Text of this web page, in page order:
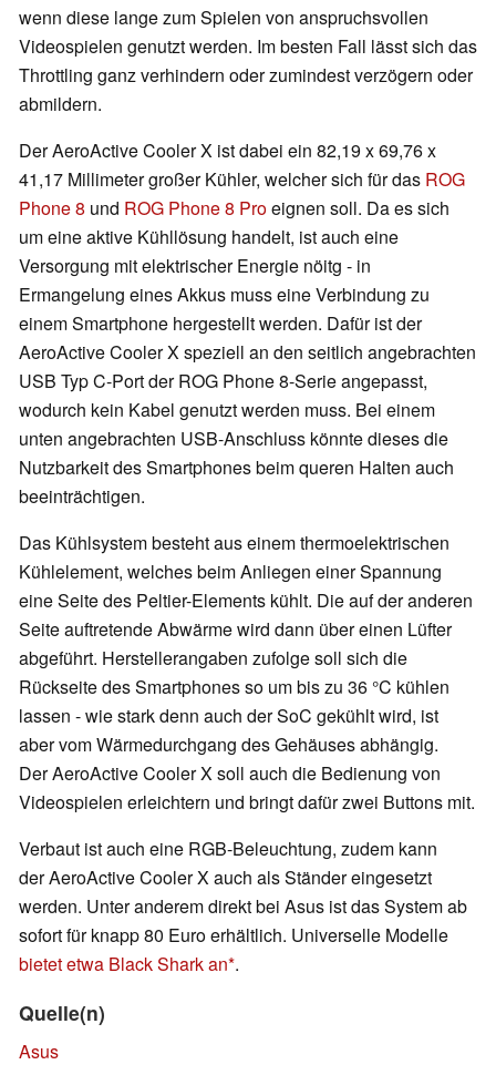
wenn diese lange zum Spielen von anspruchsvollen
Videospielen genutzt werden. Im besten Fall lässt sich das
Throttling ganz verhindern oder zumindest verzögern oder
abmildern.
Der AeroActive Cooler X ist dabei ein 82,19 x 69,76 x
41,17 Millimeter großer Kühler, welcher sich für das ROG
Phone 8 und ROG Phone 8 Proeignen soll. Da es sich
um eine aktive Kühllösung handelt, ist auch eine
Versorgung mit elektrischer Energie nöitg - in
Ermangelung eines Akkus muss eine Verbindung zu
einem Smartphone hergestellt werden. Dafür ist der
AeroActive Cooler X speziell an den seitlich angebrachten
USB Typ C-Port der ROG Phone 8-Serie angepasst,
wodurch kein Kabel genutzt werden muss. Bei einem
unten angebrachten USB-Anschluss könnte dieses die
Nutzbarkeit des Smartphones beim queren Halten auch
beeinträchtigen.
Das Kühlsystem besteht aus einem thermoelektrischen
Kühlelement, welches beim Anliegen einer Spannung
eine Seite des Peltier-Elements kühlt. Die auf der anderen
Seite auftretende Abwärme wird dann über einen Lüfter
abgeführt. Herstellerangaben zufolge soll sich die
Rückseite des Smartphones so um bis zu 36 °C kühlen
lassen - wie stark denn auch der SoC gekühlt wird, ist
aber vom Wärmedurchgang des Gehäuses abhängig.
Der AeroActive Cooler X soll auch die Bedienung von
Videospielen erleichtern und bringt dafür zwei Buttons mit.
Verbaut ist auch eine RGB-Beleuchtung, zudem kann
der AeroActive Cooler X auch als Ständer eingesetzt
werden. Unter anderem direkt bei Asus ist das System ab
sofort für knapp 80 Euro erhältlich. Universelle Modelle
bietet etwa Black Shark an .
Quelle(n)
Asus